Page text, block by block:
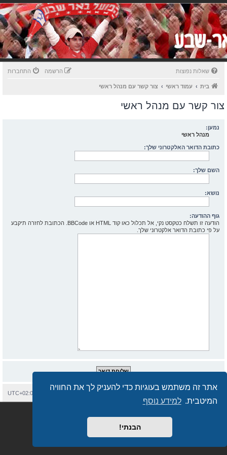
אתר זה משתמש בעוגיות כדי להעניק לך את החוויה
המיטבית. למידע נוסף
הבנתי!
שאלות נפוצות התחברות הרשמה
בית עמוד ראשי צור קשר עם מנהל ראשי
צור קשר עם מנהל ראשי
נמען:
מנהל ראשי
כתובת הדואר האלקטרוני שלך:
השם שלך:
נושא:
גוף ההודעה:
הודעה זו תשלח כטקסט נקי, אל תכלול כאו קוד HTML או BBCode. הכתובת לחזרה תיקבע
על פי כתובת הדואר אלקטרוני שלך.
UTC+02:00 מחיקת עוגיות
Revolution style by
מבוסס עלphpBB.co.il - פורומים בעברית . © 2017 - phpBB.co.il.